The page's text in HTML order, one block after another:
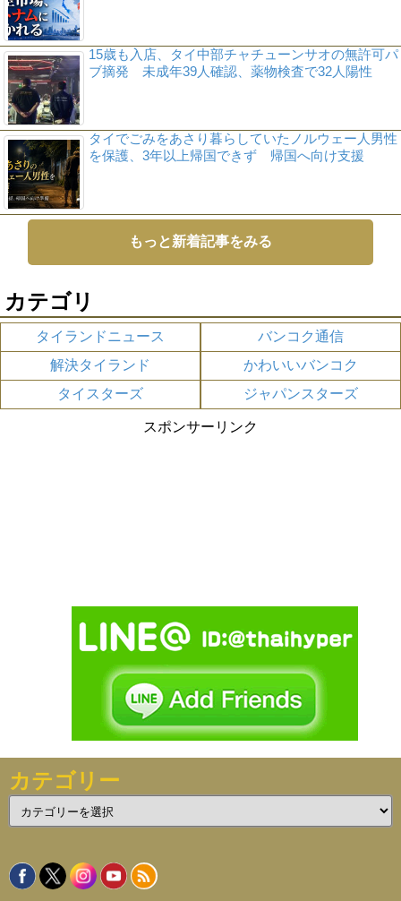
15歳も入店、タイ中部チャチューンサオの無許可パ
ブ摘発 未成年39人確認、薬物検査で32人陽性
タイでごみをあさり暮らしていたノルウェー人男性
を保護、3年以上帰国できず 帰国へ向け支援
もっと新着記事をみる
カテゴリ
タイランドニュース
バンコク通信
解決タイランド
かわいいバンコク
タイスターズ
ジャパンスターズ
スポンサーリンク
カテゴリー
テ
リ
ー